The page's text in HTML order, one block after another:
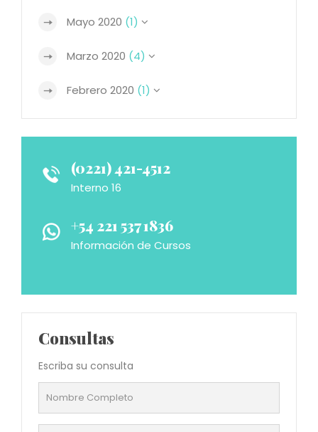
Mayo 2020 (1)
Marzo 2020 (4)
Febrero 2020 (1)
(0221) 421-4512
Interno 16
+54 221 537 1836
Información de Cursos
Consultas
Escriba su consulta